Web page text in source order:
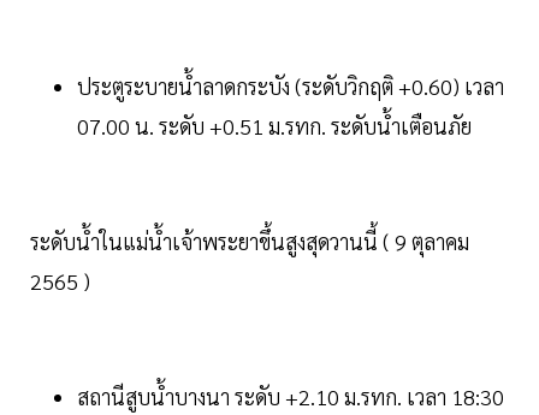
ประตูระบายน้ำลาดกระบัง (ระดับวิกฤติ +0.60) เวลา
07.00 น. ระดับ +0.51 ม.รทก. ระดับน้ำเตือนภัย
ระดับน้ำในแม่น้ำเจ้าพระยาขึ้นสูงสุดวานนี้ ( 9 ตุลาคม
2565 )
สถานีสูบน้ำบางนา ระดับ +2.10 ม.รทก. เวลา 18:30